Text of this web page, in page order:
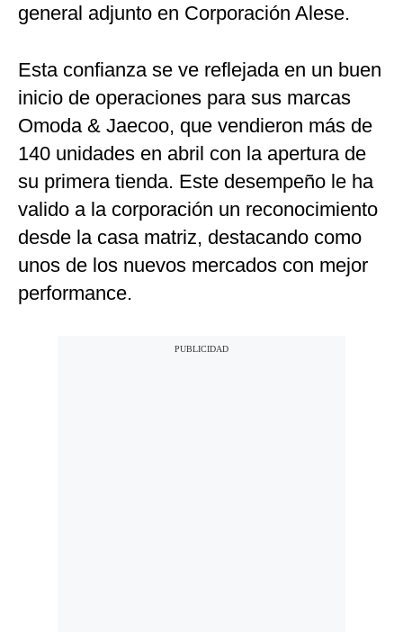
general adjunto en Corporación Alese.
Esta confianza se ve reflejada en un buen
inicio de operaciones para sus marcas
Omoda & Jaecoo, que vendieron más de
140 unidades en abril con la apertura de
su primera tienda. Este desempeño le ha
valido a la corporación un reconocimiento
desde la casa matriz, destacando como
unos de los nuevos mercados con mejor
performance.